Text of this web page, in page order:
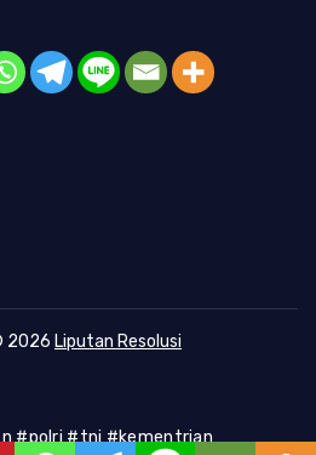
2026 Liputan Resolusi
#polri #tni #kementrian